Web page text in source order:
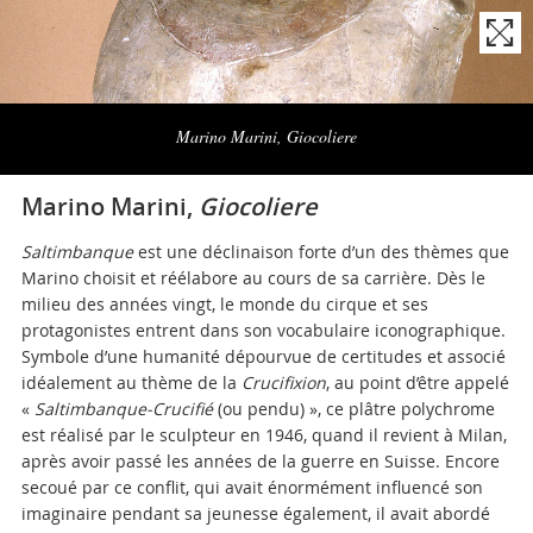
Marino Marini, Giocoliere
Marino Marini, Giocoliere
Saltimbanqueest une déclinaison forte d’un des thèmes que
Marino choisit et réélabore au cours de sa carrière. Dès le
milieu des années vingt, le monde du cirque et ses
protagonistes entrent dans son vocabulaire iconographique.
Symbole d’une humanité dépourvue de certitudes et associé
idéalement au thème de la Crucifixion, au point d’être appelé
« Saltimbanque-Crucifié(ou pendu) », ce plâtre polychrome
est réalisé par le sculpteur en 1946, quand il revient à Milan,
après avoir passé les années de la guerre en Suisse. Encore
secoué par ce conflit, qui avait énormément influencé son
imaginaire pendant sa jeunesse également, il avait abordé